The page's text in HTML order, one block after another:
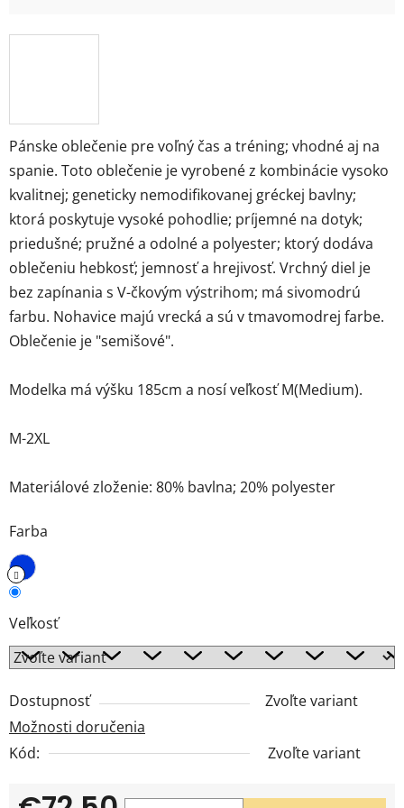
Pánske oblečenie pre voľný čas a tréning; vhodné aj na
spanie. Toto oblečenie je vyrobené z kombinácie vysoko
kvalitnej; geneticky nemodifikovanej gréckej bavlny;
ktorá poskytuje vysoké pohodlie; príjemné na dotyk;
priedušné; pružné a odolné a polyester; ktorý dodáva
oblečeniu hebkosť; jemnosť a hrejivosť. Vrchný diel je
bez zapínania s V-čkovým výstrihom; má sivomodrú
farbu. Nohavice majú vrecká a sú v tmavomodrej farbe.
Oblečenie je "semišové".
Modelka má výšku 185cm a nosí veľkosť M(Medium).
M-2XL
Materiálové zloženie: 80% bavlna; 20% polyester
Farba
Veľkosť
Dostupnosť
Zvoľte variant
Možnosti doručenia
Kód:
Zvoľte variant